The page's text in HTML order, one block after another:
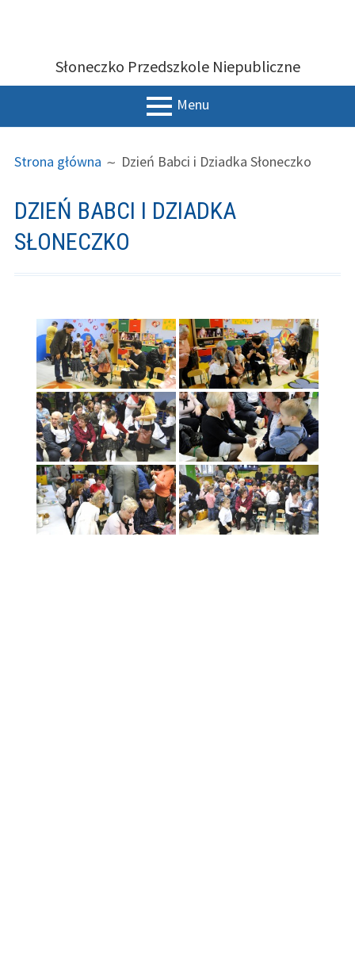
SŁONECZKO PRZEDSZKOLE
NIEPUBLICZNE
Słoneczko Przedszkole Niepubliczne
Menu
GŁÓWNE
główna
facebook
STRON
Strona główna Dzień Babci i Dziadka Słoneczko
DZIEŃ BABCI I DZIADKA
SŁONECZKO